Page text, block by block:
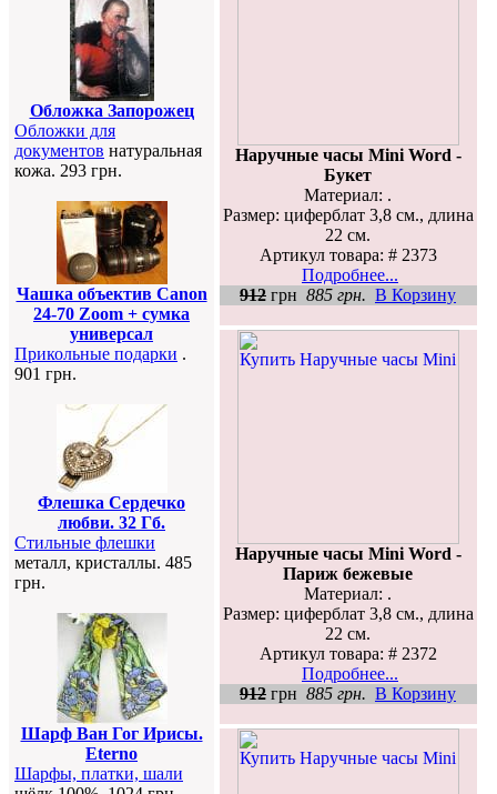
Обложка Запорожец
Обложки для
документов натуральная
кожа. 293 грн.
Чашка объектив Canon
24-70 Zoom + сумка
универсал
Прикольные подарки .
901 грн.
Флешка Сердечко
любви. 32 Гб.
Стильные флешки
металл, кристаллы. 485
грн.
Шарф Ван Гог Ирисы.
Eterno
Шарфы, платки, шали
Наручные часы Mini Word -
Букет
Материал: .
Размер: циферблат 3,8 см., длина
22 см.
Артикул товара: # 2373
Подробнее...
912 грн 885 грн. В Корзину
Наручные часы Mini Word -
Париж бежевые
Материал: .
Размер: циферблат 3,8 см., длина
22 см.
Артикул товара: # 2372
Подробнее...
912 грн 885 грн. В Корзину